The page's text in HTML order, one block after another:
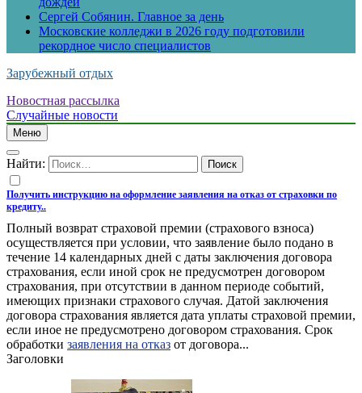
Сергей Собянин. Главное за день
Московские колледжи в 2026 году подготовили
рекордное число специалистов
Зарубежный отдых
Новостная рассылка
Случайные новости
Меню
Найти:
Получить инструкцию на оформление заявления на отказ от страховки по
кредиту..
Полный возврат страховой премии (страхового взноса)
осуществляется при условии, что заявление было подано в
течение 14 календарных дней с даты заключения договора
страхования, если иной срок не предусмотрен договором
страхования, при отсутствии в данном периоде событий,
имеющих признаки страхового случая. Датой заключения
договора страхования является дата уплаты страховой премии,
если иное не предусмотрено договором страхования. Срок
обработки заявления на отказ от договора...
Заголовки